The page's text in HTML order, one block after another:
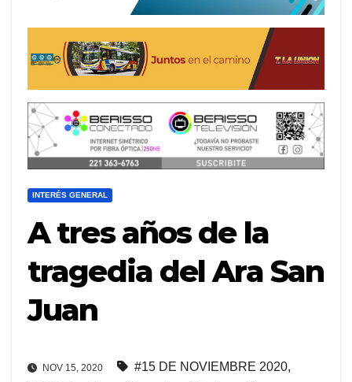
INTERÉS GENERAL
A tres años de la
tragedia del Ara San
Juan
NOV 15, 2020 #15 DE NOVIEMBRE 2020,